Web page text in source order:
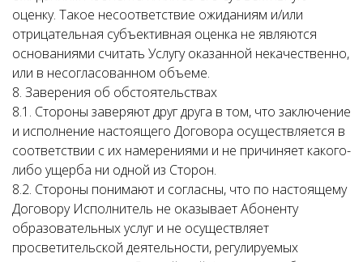
оценку. Такое несоответствие ожиданиям и/или
отрицательная субъективная оценка не являются
основаниями считать Услугу оказанной некачественно,
или в несогласованном объеме.
8. Заверения об обстоятельствах
8.1. Стороны заверяют друг друга в том, что заключение
и исполнение настоящего Договора осуществляется в
соответствии с их намерениями и не причиняет какого-
либо ущерба ни одной из Сторон.
8.2. Стороны понимают и согласны, что по настоящему
Договору Исполнитель не оказывает Абоненту
образовательных услуг и не осуществляет
просветительской деятельности, регулируемых